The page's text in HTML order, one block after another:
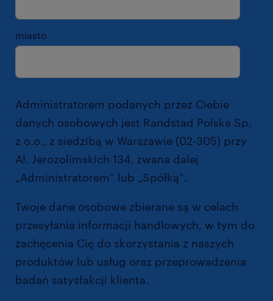
miasto
Administratorem podanych przez Ciebie
danych osobowych jest Randstad Polska Sp.
z o.o., z siedzibą w Warszawie (02-305) przy
Al. Jerozolimskich 134, zwana dalej
„Administratorem” lub „Spółką”.
Twoje dane osobowe zbierane są w celach
przesyłania informacji handlowych, w tym do
zachęcenia Cię do skorzystania z naszych
produktów lub usług oraz przeprowadzenia
badań satysfakcji klienta.